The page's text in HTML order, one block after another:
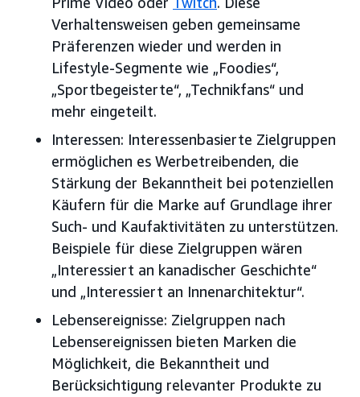
Verhaltensweisen geben gemeinsame
Präferenzen wieder und werden in
Lifestyle-Segmente wie „Foodies“,
„Sportbegeisterte“, „Technikfans“ und
mehr eingeteilt.
Interessen: Interessenbasierte Zielgruppen
ermöglichen es Werbetreibenden, die
Stärkung der Bekanntheit bei potenziellen
Käufern für die Marke auf Grundlage ihrer
Such- und Kaufaktivitäten zu unterstützen.
Beispiele für diese Zielgruppen wären
„Interessiert an kanadischer Geschichte“
und „Interessiert an Innenarchitektur“.
Lebensereignisse: Zielgruppen nach
Lebensereignissen bieten Marken die
Möglichkeit, die Bekanntheit und
Berücksichtigung relevanter Produkte zu